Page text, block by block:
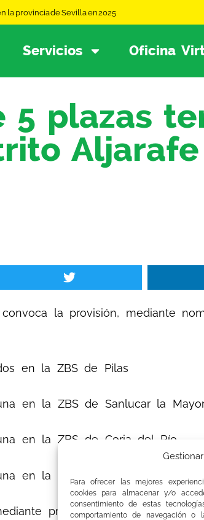
Para ofrecer las mejores
cookies para almacenar y/o
consentimiento de estas
comportamiento de navegación o
la provincia de Sevilla en 2025
Servicios Oficina
5 plazas
Aljarafe
convoca la provisión, mediante
de Pilas
Sanlucar la
de Coria del Río
Mairena del
procedimiento específico